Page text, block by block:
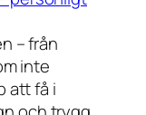
– från
inte
att få i